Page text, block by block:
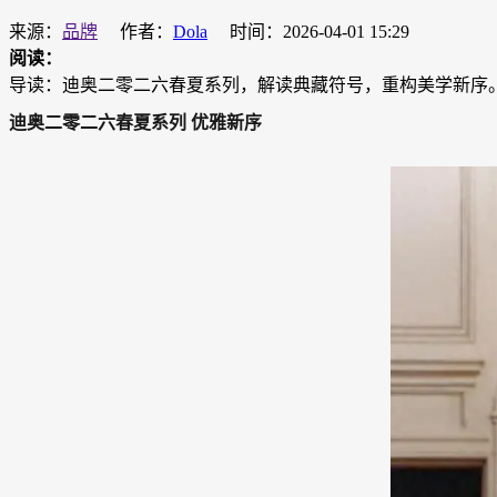
来源： 品牌 作者： Dola
时间：2026-04-01 15:29
阅读：
导读：迪奥二零二六春夏系列，解读典藏符号，重构美学新序
迪奥二零二六春夏系列 优雅新序